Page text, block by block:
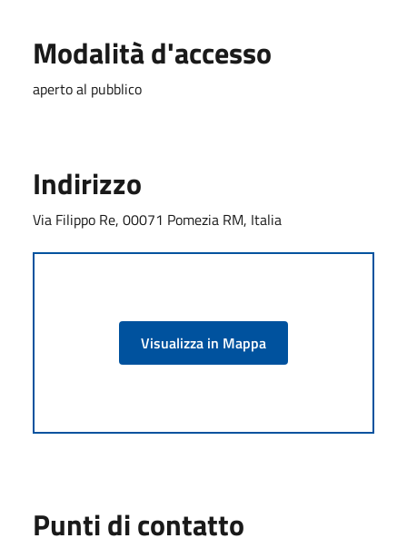
Modalità d'accesso
aperto al pubblico
Indirizzo
Via Filippo Re, 00071 Pomezia RM, Italia
Visualizza in Mappa
Punti di contatto